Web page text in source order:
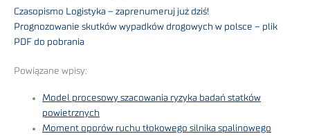
Czasopismo Logistyka – zaprenumeruj już dziś!
Prognozowanie skutków wypadków drogowych w polsce – plik
PDF do pobrania
Powiązane wpisy:
Model procesowy szacowania ryzyka badań statków
powietrznych
Moment oporów ruchu tłokowego silnika spalinowego